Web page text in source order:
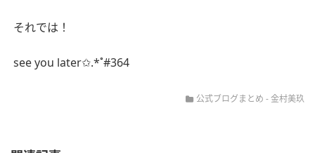
それでは！
see you later✩.*˚#364
公式ブログまとめ -金村美玖